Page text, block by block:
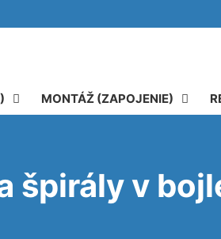
MONTÁŽ (ZAPOJENIE)
špirály v